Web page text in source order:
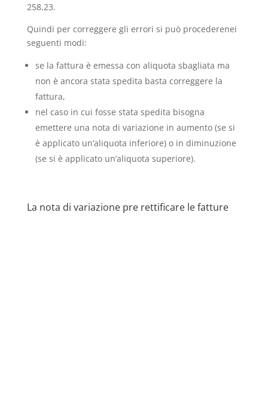
258,23.
Quindi per correggere gli errori si può procederenei
seguenti modi:
se la fattura è emessa con aliquota sbagliata ma
non è ancora stata spedita basta correggere la
fattura,
nel caso in cui fosse stata spedita bisogna
emettere una nota di variazione in aumento (se si
è applicato un’aliquota inferiore) o in diminuzione
(se si è applicato un’aliquota superiore).
La nota di variazione pre rettificare le fatture